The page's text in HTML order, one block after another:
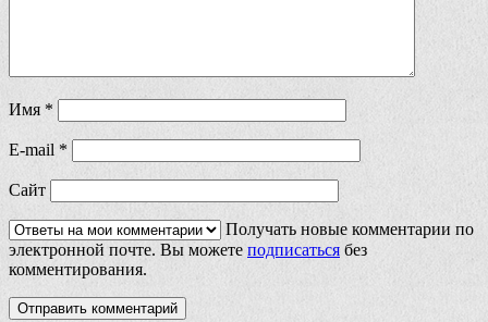
Имя *
E-mail *
Сайт
Получать новые комментарии по
электронной почте. Вы можете подписаться без
комментирования.